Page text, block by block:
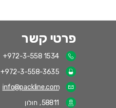
פרטי קשר
+972-3-558 1534
+972-3-558-3635
info@packline.com
58811, חולון